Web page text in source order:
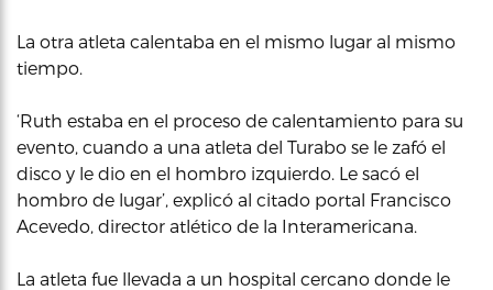
La otra atleta calentaba en el mismo lugar al mismo
tiempo.
‘Ruth estaba en el proceso de calentamiento para su
evento, cuando a una atleta del Turabo se le zafó el
disco y le dio en el hombro izquierdo. Le sacó el
hombro de lugar’, explicó al citado portal Francisco
Acevedo, director atlético de la Interamericana.
La atleta fue llevada a un hospital cercano donde le